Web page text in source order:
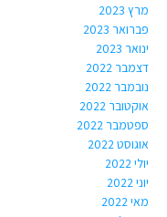
מרץ 2023
פברואר 2023
ינואר 2023
דצמבר 2022
נובמבר 2022
אוקטובר 2022
ספטמבר 2022
אוגוסט 2022
יולי 2022
יוני 2022
מאי 2022